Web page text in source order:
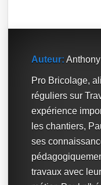
Auteur: Anthony
Pro Bricolage,
réguliers sur
expérience
les chantiers,
ses
travaux avec